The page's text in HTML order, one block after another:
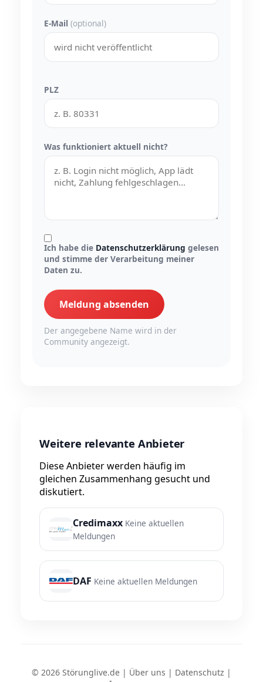
E-Mail (optional)
PLZ
Was funktioniert aktuell nicht?
Ich habe die Datenschutzerklärung gelesen
und stimme der Verarbeitung meiner
Daten zu.
Meldung absenden
Der angegebene Name wird in der
Community angezeigt.
Weitere relevante Anbieter
Diese Anbieter werden häufig im
gleichen Zusammenhang gesucht und
diskutiert.
Credimaxx Keine aktuellen
Meldungen
DAF Keine aktuellen Meldungen
© 2026 Störunglive.de | Über uns | Datenschutz |